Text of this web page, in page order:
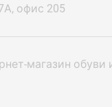
офис 205
магазин обуви